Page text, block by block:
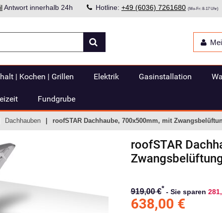
Antwort innerhalb 24h Hotline: +49 (6036) 7261680 (Mo-Fr: 8-17 Uhr)
| Kochen | Grillen Elektrik Gasinstallation
Fundgrube
Dachhauben roofSTAR Dachhaube, 700x500mm, mit
roofSTAR
919,00 €* - Sie sparen
638,00 €